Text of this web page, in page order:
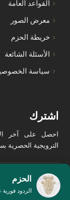
الحزم
الردود
القواعد العامة
معرض الصور
خريطة الحزم
الأسئلة الشائعة
سياسة
اشترك
احصل على آخر
الترويجية الحصرية